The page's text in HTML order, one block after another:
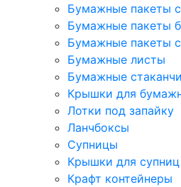
Бумажные пакеты
Бумажные пакеты
Бумажные пакеты
Бумажные листы
Бумажные
Крышки для
Лотки под запайку
Ланчбоксы
Супницы
Крышки для супниц
Крафт контейнеры